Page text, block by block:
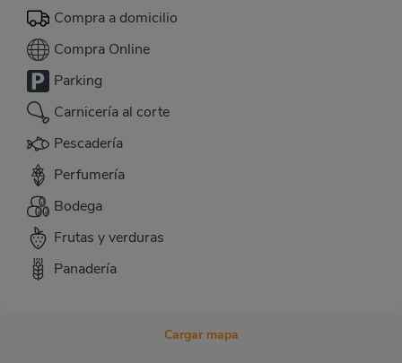
Compra a domicilio
Compra Online
Parking
Carnicería al corte
Pescadería
Perfumería
Bodega
Frutas y verduras
Panadería
Cargar mapa